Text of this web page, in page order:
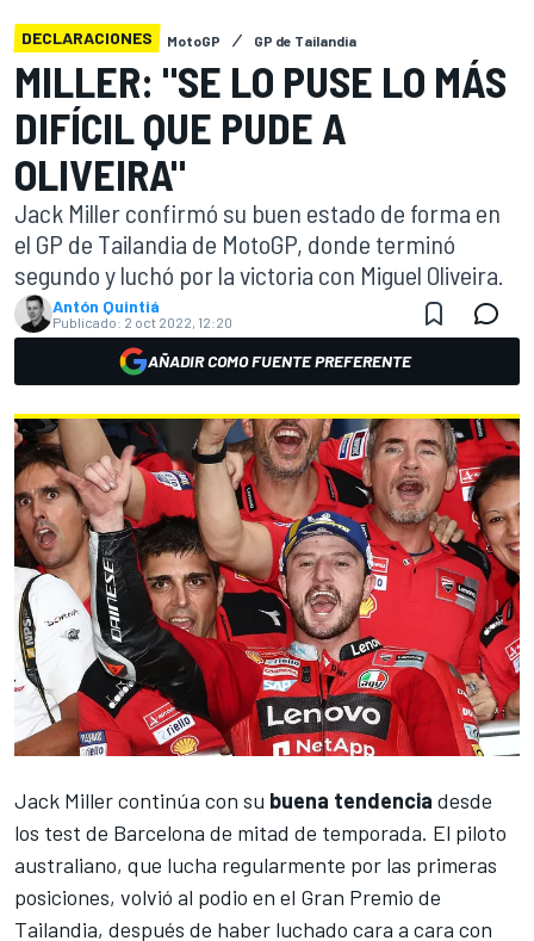
DECLARACIONES MotoGP GP de Tailandia
MILLER: "SE LO PUSE LO MÁS
DIFÍCIL QUE PUDE A
OLIVEIRA"
Jack Miller confirmó su buen estado de forma en
el GP de Tailandia de MotoGP, donde terminó
segundo y luchó por la victoria con Miguel Oliveira.
Antón Quintiá
Publicado: 2 oct 2022, 12:20
AÑADIR COMO FUENTE PREFERENTE
Jack Millercontinúa con su buena tendencia desde
los test de Barcelona de mitad de temporada. El piloto
australiano, que lucha regularmente por las primeras
posiciones, volvió al podio en el Gran Premio de
Tailandia, después de haber luchado cara a cara con